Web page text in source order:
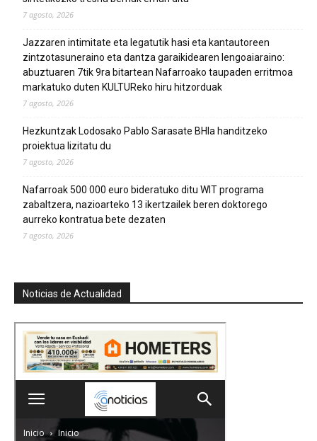
7 agosto, 2026
Jazzaren intimitate eta legatutik hasi eta kantautoreen
zintzotasuneraino eta dantza garaikidearen lengoaiaraino:
abuztuaren 7tik 9ra bitartean Nafarroako taupaden erritmoa
markatuko duten KULTUReko hiru hitzorduak
7 agosto, 2026
Hezkuntzak Lodosako Pablo Sarasate BHIa handitzeko
proiektua lizitatu du
7 agosto, 2026
Nafarroak 500 000 euro bideratuko ditu WIT programa
zabaltzera, nazioarteko 13 ikertzailek beren doktorego
aurreko kontratua bete dezaten
7 agosto, 2026
Noticias de Actualidad